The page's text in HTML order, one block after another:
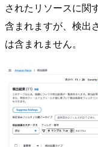
されたリソースに関
含まれますが、検出
は含まれません。